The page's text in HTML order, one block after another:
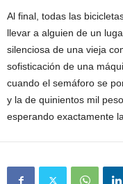
Al final, todas las
llevar a alguien de un
silenciosa de una vieja
sofisticación de una
cuando el semáforo se
y la de quinientos mil
esperando exactamente